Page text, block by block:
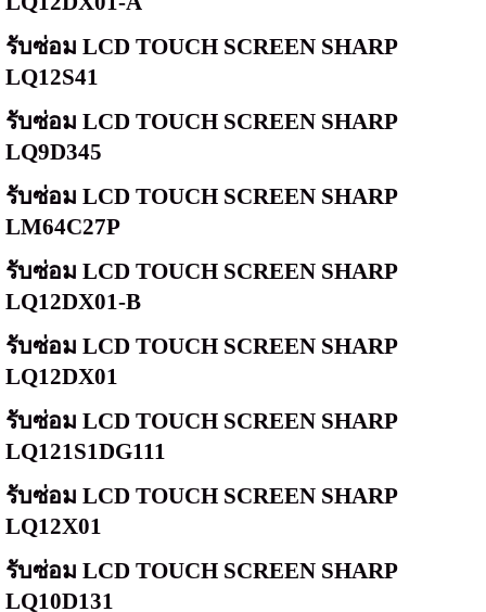
รับซ่อม LCD TOUCH SCREEN SHARP
LQ12S41
รับซ่อม LCD TOUCH SCREEN SHARP
LQ9D345
รับซ่อม LCD TOUCH SCREEN SHARP
LM64C27P
รับซ่อม LCD TOUCH SCREEN SHARP
LQ12DX01-B
รับซ่อม LCD TOUCH SCREEN SHARP
LQ12DX01
รับซ่อม LCD TOUCH SCREEN SHARP
LQ121S1DG111
รับซ่อม LCD TOUCH SCREEN SHARP
LQ12X01
รับซ่อม LCD TOUCH SCREEN SHARP
LQ10D131